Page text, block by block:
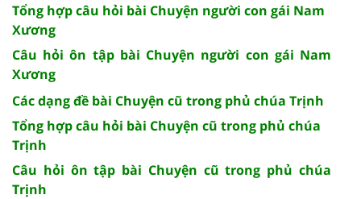
Tổng hợp câu hỏi bài Chuyện người con gái Nam
Xương
Câu hỏi ôn tập bài Chuyện người con gái Nam
Xương
Các dạng đề bài Chuyện cũ trong phủ chúa Trịnh
Tổng hợp câu hỏi bài Chuyện cũ trong phủ chúa
Trịnh
Câu hỏi ôn tập bài Chuyện cũ trong phủ chúa
Trịnh